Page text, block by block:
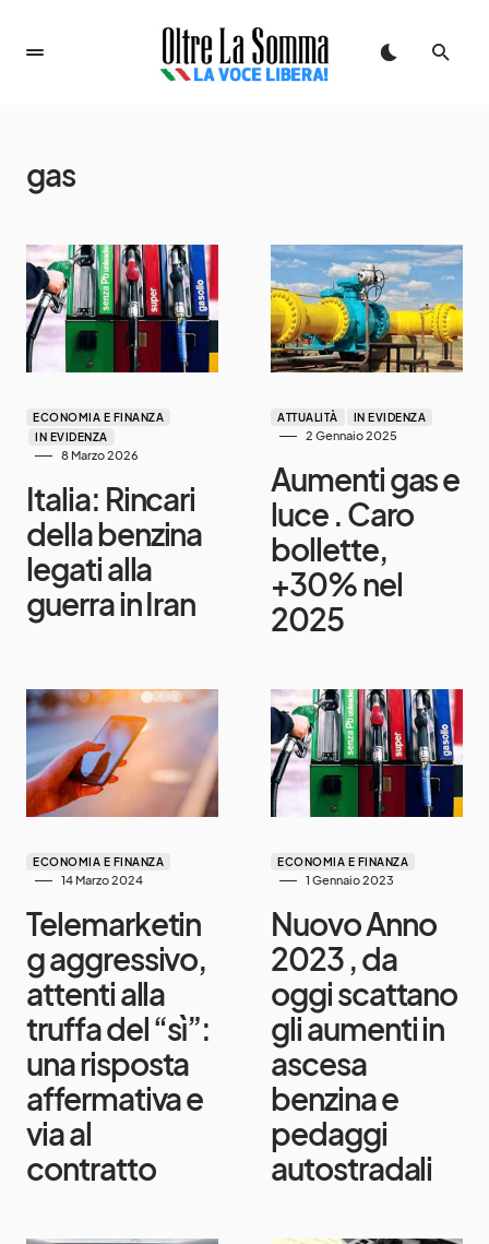
gas
ECONOMIA E FINANZA
IN EVIDENZA
8 Marzo 2026
Italia: Rincari
della benzina
legati alla
guerra in Iran
ATTUALITÀ IN EVIDENZA
2 Gennaio 2025
Aumenti gas e
luce . Caro
bollette,
+30% nel
2025
ECONOMIA E FINANZA
14 Marzo 2024
Telemarketin
g aggressivo,
attenti alla
truffa del “sì”:
una risposta
affermativa e
via al
contratto
ECONOMIA E FINANZA
1 Gennaio 2023
Nuovo Anno
2023 , da
oggi scattano
gli aumenti in
ascesa
benzina e
pedaggi
autostradali